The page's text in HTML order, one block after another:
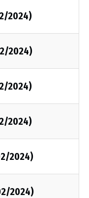
2024)
2024)
2024)
2024)
2024)
2024)